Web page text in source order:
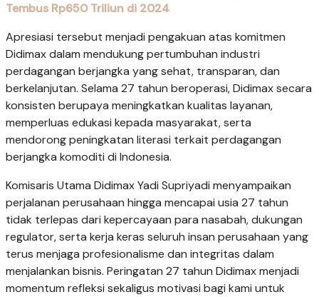
Tembus Rp650 Triliun di 2024
Apresiasi tersebut menjadi pengakuan atas komitmen
Didimax dalam mendukung pertumbuhan industri
perdagangan berjangka yang sehat, transparan, dan
berkelanjutan. Selama 27 tahun beroperasi, Didimax secara
konsisten berupaya meningkatkan kualitas layanan,
memperluas edukasi kepada masyarakat, serta
mendorong peningkatan literasi terkait perdagangan
berjangka komoditi di Indonesia.
Komisaris Utama Didimax Yadi Supriyadi menyampaikan
perjalanan perusahaan hingga mencapai usia 27 tahun
tidak terlepas dari kepercayaan para nasabah, dukungan
regulator, serta kerja keras seluruh insan perusahaan yang
terus menjaga profesionalisme dan integritas dalam
menjalankan bisnis. Peringatan 27 tahun Didimax menjadi
momentum refleksi sekaligus motivasi bagi kami untuk